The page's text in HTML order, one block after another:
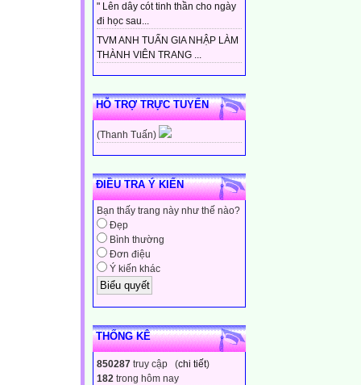
" Lên dây cót tinh thần cho ngày
đi học sau...
TVM ANH TUẤN GIA NHẬP LÀM
THÀNH VIÊN TRANG ...
HỖ TRỢ TRỰC TUYẾN
(Thanh Tuấn)
ĐIỀU TRA Ý KIẾN
Bạn thấy trang này như thế nào?
Đẹp
Bình thường
Đơn điệu
Ý kiến khác
THỐNG KÊ
850287 truy cập (chi tiết)
182 trong hôm nay